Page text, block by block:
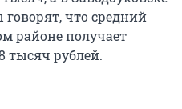
что средний
районе получает
тысяч рублей.